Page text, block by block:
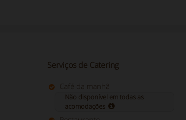
Serviços de Catering
Café da manhã
Não disponível em todas as
acomodações